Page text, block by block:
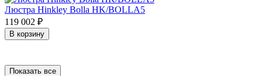
Люстра Hinkley Bolla HK/BOLLA5
119 002 ₽
В корзину
Показать все